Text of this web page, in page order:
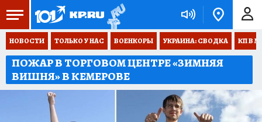
НОВОСТИ ТОЛЬКО У НАС ВОЕНКОРЫ УКРАИНА: СВОДКА КП В
ПОЖАР В ТОРГОВОМ ЦЕНТРЕ «ЗИМНЯЯ
ВИШНЯ» В КЕМЕРОВЕ